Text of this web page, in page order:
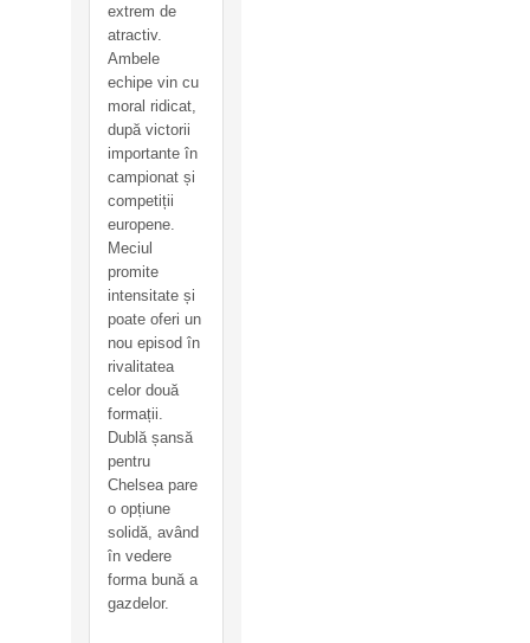
extrem de
atractiv.
Ambele
echipe vin cu
moral ridicat,
după victorii
importante în
campionat și
competiții
europene.
Meciul
promite
intensitate și
poate oferi un
nou episod în
rivalitatea
celor două
formații.
Dublă șansă
pentru
Chelsea pare
o opțiune
solidă, având
în vedere
forma bună a
gazdelor.